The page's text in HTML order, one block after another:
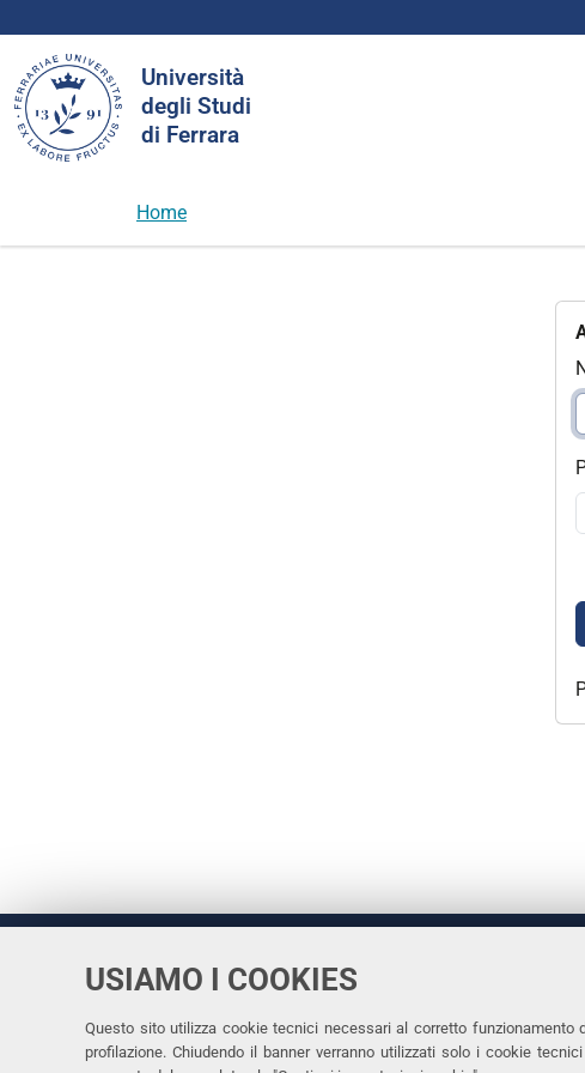
USIAMO I COOKIES
Questo sito utilizza cookie tecnici necessari al corretto funzionamento
profilazione. Chiudendo il banner verranno utilizzati solo i cookie
Università
degli Studi
di Ferrara
nel
sito
Home
Università
di Ferrara
Rettrice:
via Ludovico